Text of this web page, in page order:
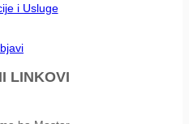
i Usluge
LINKOVI